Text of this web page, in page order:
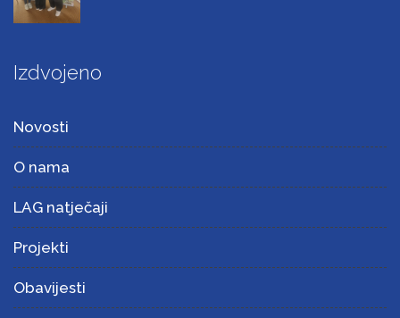
Izdvojeno
Novosti
O nama
LAG natječaji
Projekti
Obavijesti